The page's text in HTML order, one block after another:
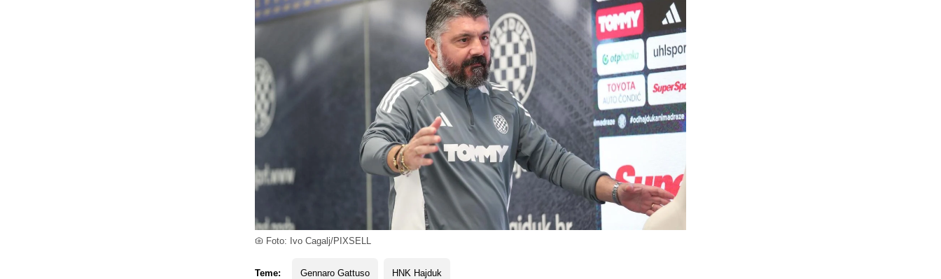
Foto: Ivo Cagalj/PIXSELL
Teme: Gennaro Gattuso HNK Hajduk